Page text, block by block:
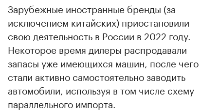
Зарубежные иностранные бренды (за
исключением китайских) приостановили
свою деятельность в России в 2022 году.
Некоторое время дилеры распродавали
запасы уже имеющихся машин, после чего
стали активно самостоятельно заводить
автомобили, используя в том числе схему
параллельного импорта.